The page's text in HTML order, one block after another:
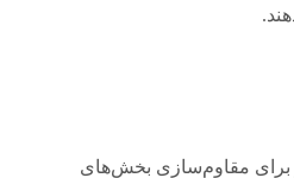
مقاوم‌سازی بخش‌های